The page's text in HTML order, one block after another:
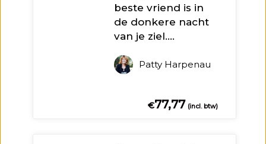
beste vriend is in
de donkere nacht
van je ziel.…
Patty Harpenau
€77,77 (incl. btw)